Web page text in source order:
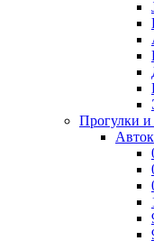
Прогулки и